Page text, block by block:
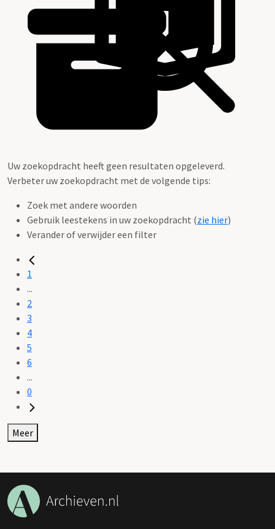
Uw zoekopdracht heeft geen resultaten opgeleverd.
Verbeter uw zoekopdracht met de volgende tips:
Zoek met andere woorden
Gebruik leestekens in uw zoekopdracht (zie hier)
Verander of verwijder een filter
1
...
2
3
4
5
6
...
0
Meer